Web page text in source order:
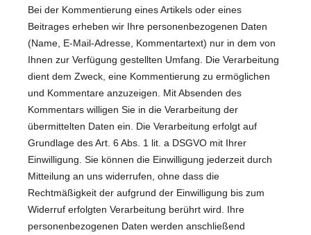
Bei der Kommentierung eines Artikels oder eines
Beitrages erheben wir Ihre personenbezogenen Daten
(Name, E-Mail-Adresse, Kommentartext) nur in dem von
Ihnen zur Verfügung gestellten Umfang. Die Verarbeitung
dient dem Zweck, eine Kommentierung zu ermöglichen
und Kommentare anzuzeigen. Mit Absenden des
Kommentars willigen Sie in die Verarbeitung der
übermittelten Daten ein. Die Verarbeitung erfolgt auf
Grundlage des Art. 6 Abs. 1 lit. a DSGVO mit Ihrer
Einwilligung. Sie können die Einwilligung jederzeit durch
Mitteilung an uns widerrufen, ohne dass die
Rechtmäßigkeit der aufgrund der Einwilligung bis zum
Widerruf erfolgten Verarbeitung berührt wird. Ihre
personenbezogenen Daten werden anschließend